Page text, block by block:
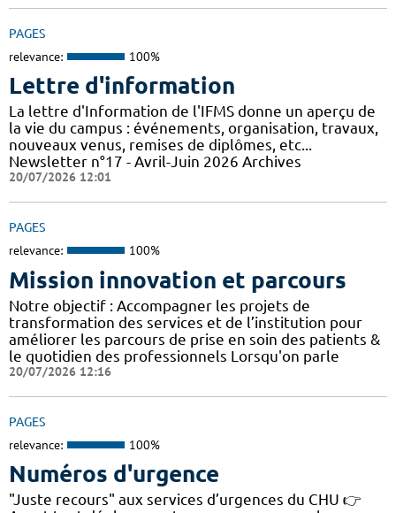
PAGES
relevance: 100%
Lettre d'information
La lettre d'Information de l'IFMS donne un aperçu de
la vie du campus : événements, organisation, travaux,
nouveaux venus, remises de diplômes, etc...
Newsletter n°17 - Avril-Juin 2026 Archives
20/07/2026 12:01
PAGES
relevance: 100%
Mission innovation et parcours
Notre objectif : Accompagner les projets de
transformation des services et de l’institution pour
améliorer les parcours de prise en soin des patients &
le quotidien des professionnels Lorsqu'on parle
20/07/2026 12:16
PAGES
relevance: 100%
Numéros d'urgence
"Juste recours" aux services d’urgences du CHU 👉